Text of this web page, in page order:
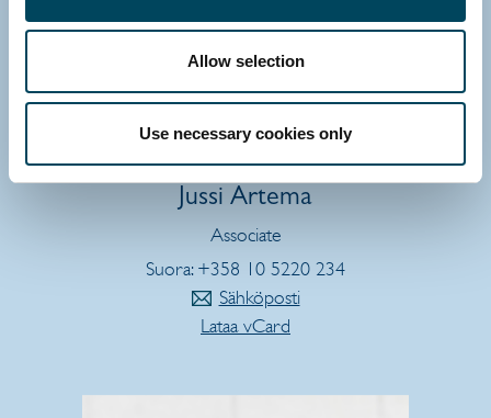
Allow selection
Use necessary cookies only
SUOMI
Jussi Artema
Associate
Suora: +358 10 5220 234
Sähköposti
Lataa vCard